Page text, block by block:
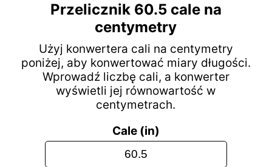
Przelicznik 60.5 cale na
centymetry
Użyj konwertera cali na centymetry
poniżej, aby konwertować miary długości.
Wprowadź liczbę cali, a konwerter
wyświetli jej równowartość w
centymetrach.
Cale (in)